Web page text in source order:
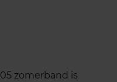
zomerband is